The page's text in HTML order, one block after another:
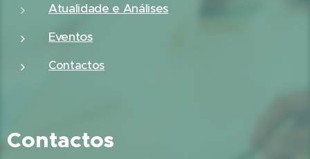
Atualidade e Análises
Eventos
Contactos
Contactos